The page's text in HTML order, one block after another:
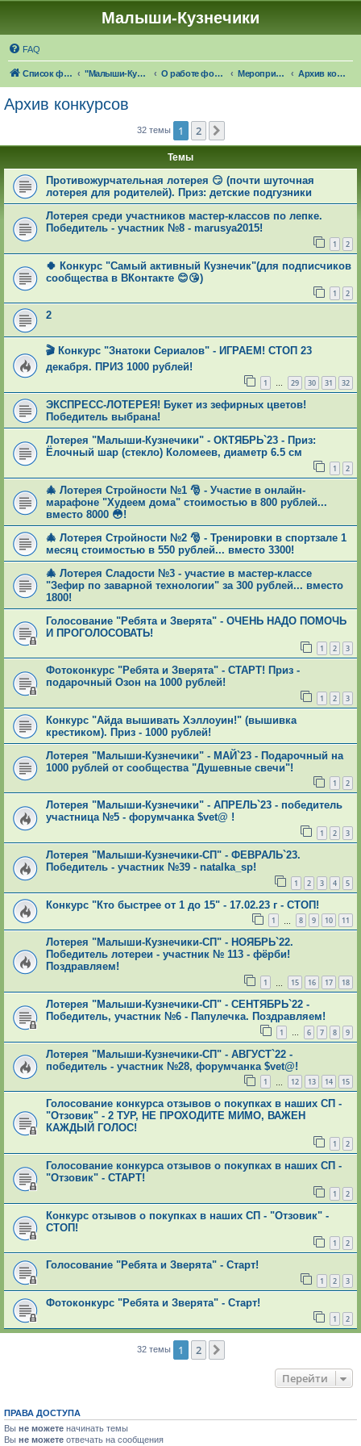
Малыши-Кузнечики
FAQ
Список форумов "Малыши-Кузнечики" (18+) О работе форума "Малыши-Кузнечики" Мероприятия и конкурсы от форума Архив конкурсов
Архив конкурсов
32 темы 1 2
Темы
Противожурчательная лотерея 😏 (почти шуточная
лотерея для родителей). Приз: детские подгузники
Лотерея среди участников мастер-классов по лепке.
Победитель - участник №8 - marusya2015!
1 2
🍀 Конкурс "Самый активный Кузнечик"(для подписчиков
сообщества в ВКонтакте 😊😘)
1 2
2
🎬 Конкурс "Знатоки Сериалов" - ИГРАЕМ! СТОП 23
декабря. ПРИЗ 1000 рублей!
1 … 29 30 31 32
ЭКСПРЕСС-ЛОТЕРЕЯ! Букет из зефирных цветов!
Победитель выбрана!
Лотерея "Малыши-Кузнечики" - ОКТЯБРЬ`23 - Приз:
Ёлочный шар (стекло) Коломеев, диаметр 6.5 см
1 2
🎄 Лотерея Стройности №1 🎅 - Участие в онлайн-
марафоне "Худеем дома" стоимостью в 800 рублей...
вместо 8000 😳!
🎄 Лотерея Стройности №2 🎅 - Тренировки в спортзале 1
месяц стоимостью в 550 рублей... вместо 3300!
🎄 Лотерея Сладости №3 - участие в мастер-классе
"Зефир по заварной технологии" за 300 рублей... вместо
1800!
Голосование "Ребята и Зверята" - ОЧЕНЬ НАДО ПОМОЧЬ
И ПРОГОЛОСОВАТЬ!
1 2 3
Фотоконкурс "Ребята и Зверята" - СТАРТ! Приз -
подарочный Озон на 1000 рублей!
1 2 3
Конкурс "Айда вышивать Хэллоуин!" (вышивка
крестиком). Приз - 1000 рублей!
Лотерея "Малыши-Кузнечики" - МАЙ`23 - Подарочный на
1000 рублей от сообщества "Душевные свечи"!
1 2
Лотерея "Малыши-Кузнечики" - АПРЕЛЬ`23 - победитель
участница №5 - форумчанка $vet@ !
1 2 3
Лотерея "Малыши-Кузнечики-СП" - ФЕВРАЛЬ`23.
Победитель - участник №39 - natalka_sp!
1 2 3 4 5
Конкурс "Кто быстрее от 1 до 15" - 17.02.23 г - СТОП!
1 8 9 10 11
Лотерея "Малыши-Кузнечики-СП" - НОЯБРЬ`22.
Победитель лотереи - участник № 113 - фёрби!
Поздравляем!
1 15 16 17 18
Лотерея "Малыши-Кузнечики-СП" - СЕНТЯБРЬ`22 -
Победитель, участник №6 - Папулечка. Поздравляем!
1 … 6 7 8 9
Лотерея "Малыши-Кузнечики-СП" - АВГУСТ`22 -
победитель - участник №28, форумчанка $vet@!
1 12 13 14 15
Голосование конкурса отзывов о покупках в наших СП -
"Отзовик" - 2 ТУР, НЕ ПРОХОДИТЕ МИМО, ВАЖЕН
КАЖДЫЙ ГОЛОС!
1 2
Голосование конкурса отзывов о покупках в наших СП -
"Отзовик" - СТАРТ!
1 2
Конкурс отзывов о покупках в наших СП - "Отзовик" -
СТОП!
1 2
Голосование "Ребята и Зверята" - Старт!
1 2 3
Фотоконкурс "Ребята и Зверята" - Старт!
1 2
32 темы 1 2
Перейти
ПРАВА ДОСТУПА
Вы не можете начинать темы
Вы не можете отвечать на сообщения